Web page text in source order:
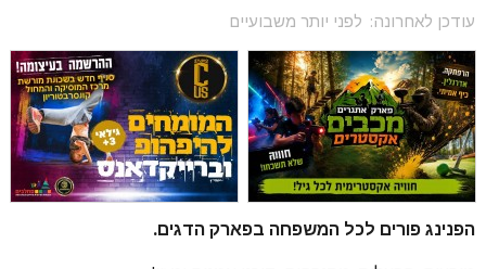
עודכן לאחרונה: לפני יותר משבועיים
הפנינג פורים לכל המשפחה בפארק הדגים.